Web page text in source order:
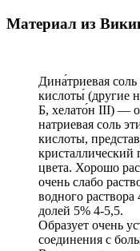
Материал из
Дина́триевая
кислоты́ (другие
Б, хелато́н III) —
натриевая соль
кислоты,
цвета. Хорошо
очень слабо
водного
долей 5% 4-5,5.
Образует очень
соединения с